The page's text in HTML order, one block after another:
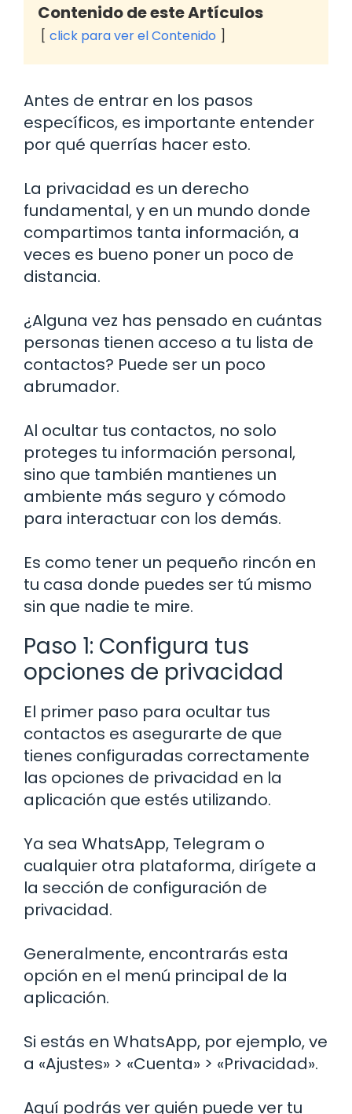
Contenido de este Artículos
click para ver el Contenido
Antes de entrar en los pasos
específicos, es importante entender
por qué querrías hacer esto.
La privacidad es un derecho
fundamental, y en un mundo donde
compartimos tanta información, a
veces es bueno poner un poco de
distancia.
¿Alguna vez has pensado en cuántas
personas tienen acceso a tu lista de
contactos? Puede ser un poco
abrumador.
Al ocultar tus contactos, no solo
proteges tu información personal,
sino que también mantienes un
ambiente más seguro y cómodo
para interactuar con los demás.
Es como tener un pequeño rincón en
tu casa donde puedes ser tú mismo
sin que nadie te mire.
Paso 1: Configura tus
opciones de privacidad
El primer paso para ocultar tus
contactos es asegurarte de que
tienes configuradas correctamente
las opciones de privacidad en la
aplicación que estés utilizando.
Ya sea WhatsApp, Telegram o
cualquier otra plataforma, dirígete a
la sección de configuración de
privacidad.
Generalmente, encontrarás esta
opción en el menú principal de la
aplicación.
Si estás en WhatsApp, por ejemplo, ve
a «Ajustes» > «Cuenta» > «Privacidad».
Aquí podrás ver quién puede ver tu